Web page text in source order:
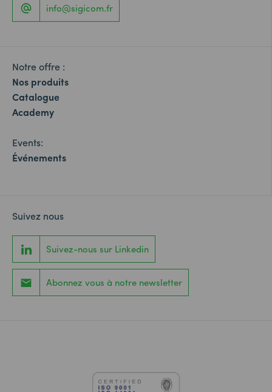
info@sigicom.fr
Notre offre :
Nos produits
Catalogue
Academy
Events:
Événements
Suivez nous
Suivez-nous sur Linkedin
Abonnez vous à notre newsletter